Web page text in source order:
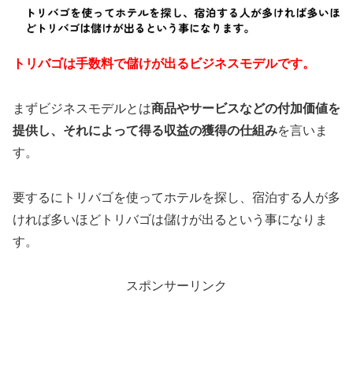
トリバゴは手数料で儲けが出るビジネスモデルです。
まずビジネスモデルとは商品やサービスなどの付加価値を
提供し、それによって得る収益の獲得の仕組みを言いま
す。
要するにトリバゴを使ってホテルを探し、宿泊する人が多
ければ多いほどトリバゴは儲けが出るという事になりま
す。
スポンサーリンク